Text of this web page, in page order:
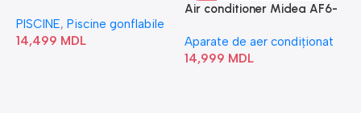
Bubble” 28446
PISCINE, Piscine gonflabile
14,499 MDL
Air conditioner Midea AF6-
Aparate de aer condiționat
14,999 MDL